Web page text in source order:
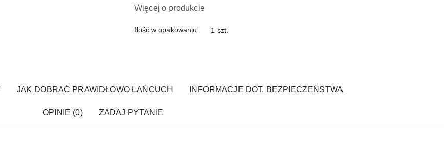
Więcej o produkcie
Ilość w opakowaniu: 1 szt.
JAK DOBRAĆ PRAWIDŁOWO ŁAŃCUCH INFORMACJE DOT. BEZPIECZEŃSTWA
OPINIE (0) ZADAJ PYTANIE